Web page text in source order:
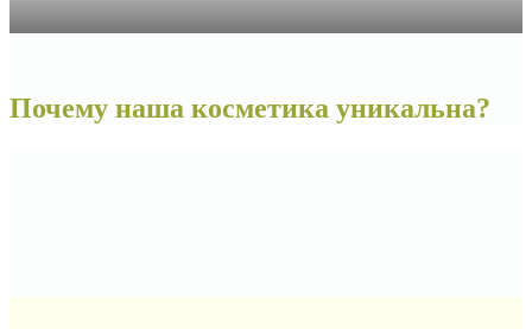
Почему наша косметика уникальна?